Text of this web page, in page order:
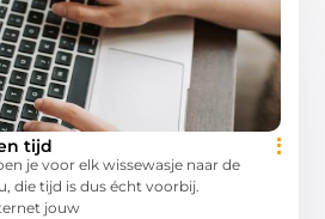
tijd
je voor elk wissewasje naar de
die tijd is dus écht voorbij.
jouw